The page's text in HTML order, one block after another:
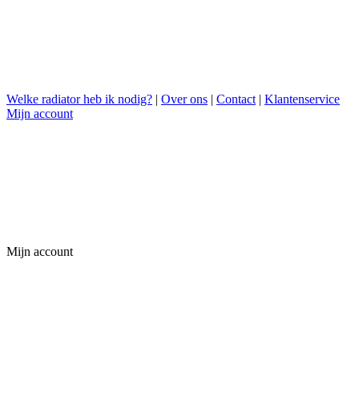
Welke radiator heb ik nodig? | Over ons | Contact | Klantenservice
Mijn account
Mijn account